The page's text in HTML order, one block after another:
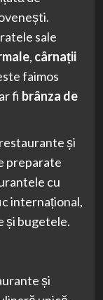
sale
, cârnații
faimos
fi brânza de
și
preparate
cu
internațional,
și bugetele.
și